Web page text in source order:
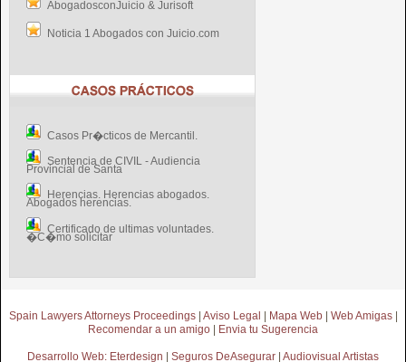
AbogadosconJuicio & Jurisoft
Noticia 1 Abogados con Juicio.com
Casos Pr�cticos de Mercantil.
Sentencia de CIVIL - Audiencia
Provincial de Santa
Herencias. Herencias abogados.
Abogados herencias.
Certificado de ultimas voluntades.
�C�mo solicitar
Spain Lawyers Attorneys Proceedings| Aviso Legal | Mapa Web| Web Amigas|
Recomendar a un amigo | Envia tu Sugerencia
Desarrollo Web: Eterdesign | Seguros DeAsegurar | Audiovisual Artistas